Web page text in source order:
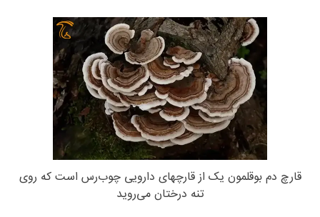
قارچ دم بوقلمون یک از قارچهای دارویی چوب‌رس است که روی
تنه درختان می‌روید